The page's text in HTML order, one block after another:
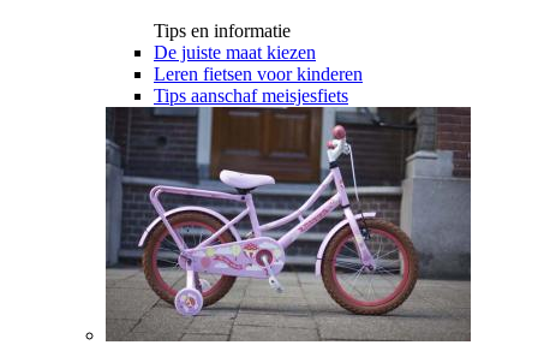
Tips en informatie
De juiste maat kiezen
Leren fietsen voor kinderen
Tips aanschaf meisjesfiets